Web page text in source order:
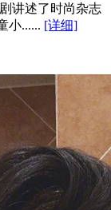
讲述了时尚杂志
小...... [详细]